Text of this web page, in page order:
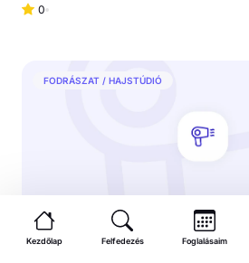
0
FODRÁSZAT / HAJSTÚDIÓ
Sure Hair salon
Balzac u. 33.
Kezdőlap Felfedezés Foglalásaim